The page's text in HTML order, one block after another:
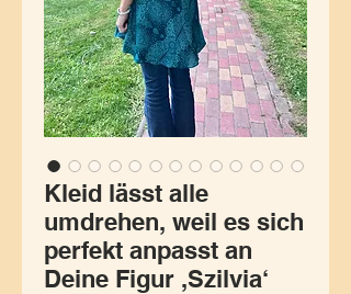
Kleid lässt alle
umdrehen, weil es sich
perfekt anpasst an
Deine Figur ,Szilvia‘